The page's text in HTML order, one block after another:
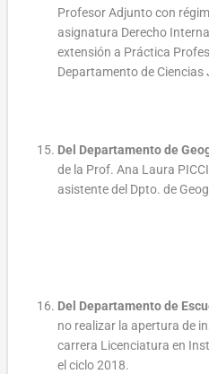
Profesor Adjunto con
asignatura Derecho
extensión a Práctica
Departamento de
Del Departamento de
de la Prof. Ana Laura
asistente del Dpto. de
Del Departamento de
no realizar la apertura de
carrera Licenciatura en
el ciclo 2018.